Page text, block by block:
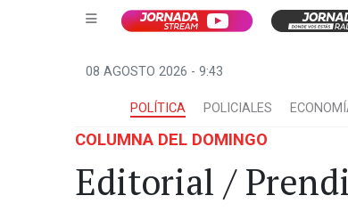
08 AGOSTO 2026 - 9:43
POLÍTICA POLICIALES
COLUMNA DEL DOMINGO
Editorial /